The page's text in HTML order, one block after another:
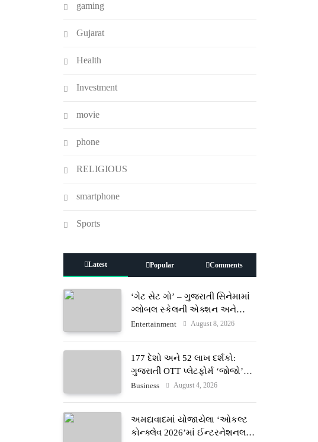
gaming
Gujarat
Health
Investment
movie
phone
RELIGIOUS
smartphone
Sports
Latest Popular Comments
‘ગેટ સેટ ગો’ – ગુજરાતી સિનેમામાં
ગ્લોબલ સ્કેલની એક્શન અને
રોમાંચનો નવો અધ્યાય
Entertainment August 8, 2026
177 દેશો અને 52 લાખ દર્શકો:
ગુજરાતી OTT પ્લેટફોર્મ ‘જોજો’
(JOJO) નો વિશ્વભરમાં દબદબો
Business August 4, 2026
અમદાવાદમાં યોજાયેલા ‘ઓકલ્ટ
કોન્ક્લેવ 2026’માં ઈન્ટરનેશનલ